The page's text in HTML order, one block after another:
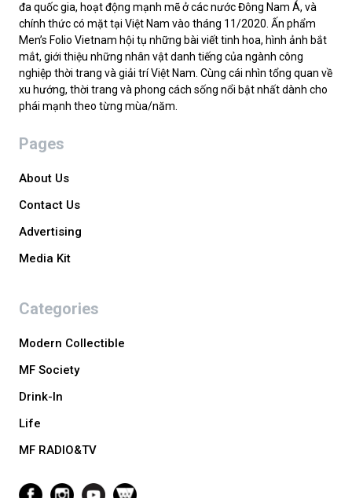
đa quốc gia, hoạt động mạnh mẽ ở các nước Đông Nam Á, và
chính thức có mặt tại Việt Nam vào tháng 11/2020. Ấn phẩm
Men’s Folio Vietnam hội tụ những bài viết tinh hoa, hình ảnh bắt
mắt, giới thiệu những nhân vật danh tiếng của ngành công
nghiệp thời trang và giải trí Việt Nam. Cùng cái nhìn tổng quan về
xu hướng, thời trang và phong cách sống nổi bật nhất dành cho
phái mạnh theo từng mùa/năm.
Pages
About Us
Contact Us
Advertising
Media Kit
Categories
Modern Collectible
MF Society
Drink-In
Life
MF RADIO&TV